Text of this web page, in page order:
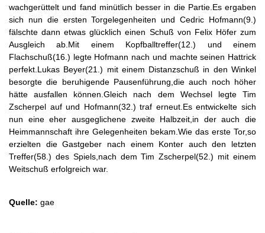
wachgerüttelt und fand minütlich besser in die Partie.Es ergaben
sich nun die ersten Torgelegenheiten und Cedric Hofmann(9.)
fälschte dann etwas glücklich einen Schuß von Felix Höfer zum
Ausgleich ab.Mit einem Kopfballtreffer(12.) und einem
Flachschuß(16.) legte Hofmann nach und machte seinen Hattrick
perfekt.Lukas Beyer(21.) mit einem Distanzschuß in den Winkel
besorgte die beruhigende Pausenführung,die auch noch höher
hätte ausfallen können.Gleich nach dem Wechsel legte Tim
Zscherpel auf und Hofmann(32.) traf erneut.Es entwickelte sich
nun eine eher ausgeglichene zweite Halbzeit,in der auch die
Heimmannschaft ihre Gelegenheiten bekam.Wie das erste Tor,so
erzielten die Gastgeber nach einem Konter auch den letzten
Treffer(58.) des Spiels,nach dem Tim Zscherpel(52.) mit einem
Weitschuß erfolgreich war.
Quelle: gae